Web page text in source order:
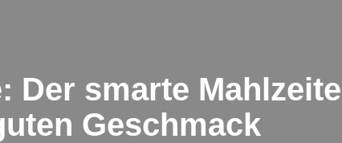
Der smarte
Geschmack